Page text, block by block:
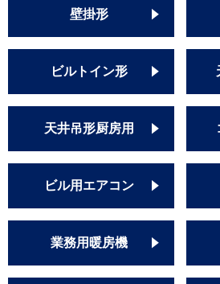
壁掛形
ビルトイン形
天井吊形厨房用
ビル用エアコン
業務用暖房機